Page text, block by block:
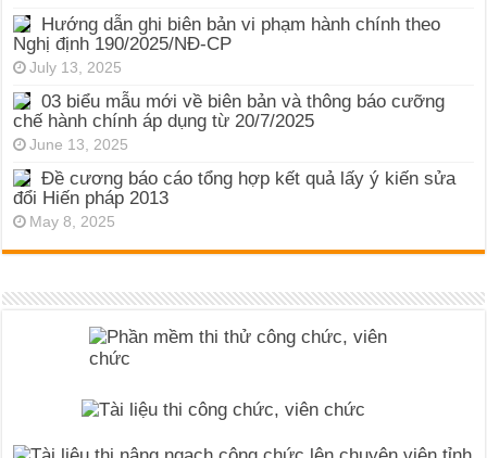
Hướng dẫn ghi biên bản vi phạm hành chính theo
Nghị định 190/2025/NĐ-CP
July 13, 2025
03 biểu mẫu mới về biên bản và thông báo cưỡng
chế hành chính áp dụng từ 20/7/2025
June 13, 2025
Đề cương báo cáo tổng hợp kết quả lấy ý kiến sửa
đổi Hiến pháp 2013
May 8, 2025